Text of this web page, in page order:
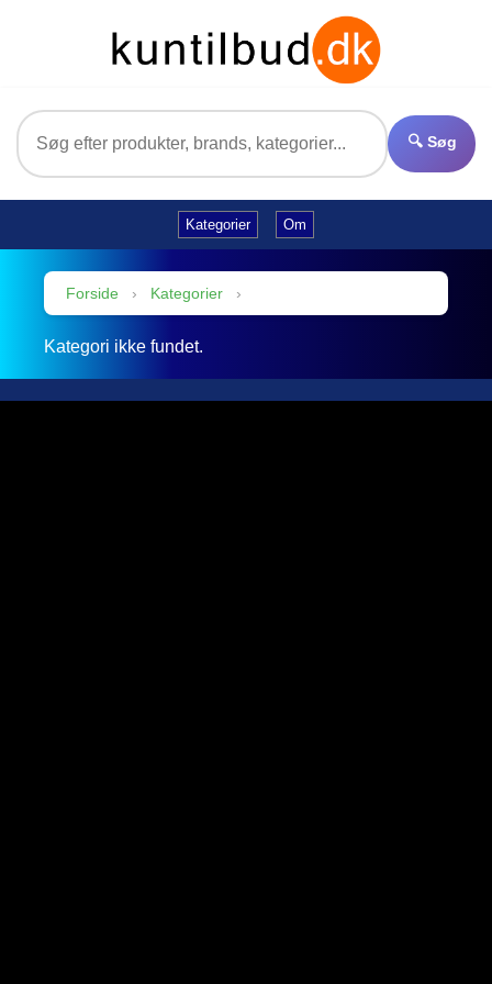
🔍 Søg
Kategorier Om
Forside › Kategorier ›
Kategori ikke fundet.